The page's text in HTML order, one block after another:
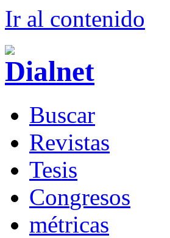
Ir al contenido
Buscar
Revistas
Tesis
Congresos
métricas